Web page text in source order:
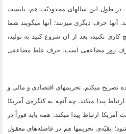
در طول این سالهاى محدودیّت هم، بایست
آنها حرف دیگرى میزنند؛ آنها میگویند شما
نکنید، بعد از آن شروع کنید به تولید،
زور مضاعفى است، حرف غلط مضاعفى
تصریح میکنم، تحریمهاى اقتصادى و مالى و
پیدا میکند، چه آنچه به کنگره‌ى آمریکا
آمریکا ارتباط پیدا میکند، همه باید فوراً در
بقیّه‌ى تحریمها هم در فاصله‌هاى معقول